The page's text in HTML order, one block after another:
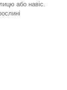
або навіс.